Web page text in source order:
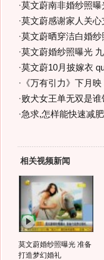
·莫文蔚南非婚纱照
·莫文蔚感谢家人关
·莫文蔚晒穿洁白婚
·莫文蔚婚纱照曝光
·莫文蔚10月披嫁衣
· 《万有引力》下月
·败犬女王单无双是谁
·急求,怎样能快速减
相关视频新闻
莫文蔚婚纱照曝光 准备
打造梦幻婚礼